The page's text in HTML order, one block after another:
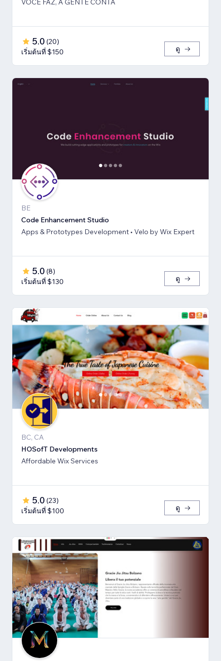
VOCÊ FAZ, A GENTE CONTA
5.0 (20)
เริ่มต้นที่ $150
ดู
BE
Code Enhancement Studio
Apps & Prototypes Development • Velo by Wix Expert
5.0 (8)
เริ่มต้นที่ $130
ดู
BC, CA
HOSofT Developments
Affordable Wix Services
5.0 (23)
เริ่มต้นที่ $100
ดู